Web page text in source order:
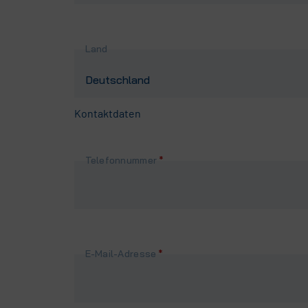
Land
Kontaktdaten
Pflichtfeld
Telefonnummer *
Pflichtfeld
E-Mail-Adresse *